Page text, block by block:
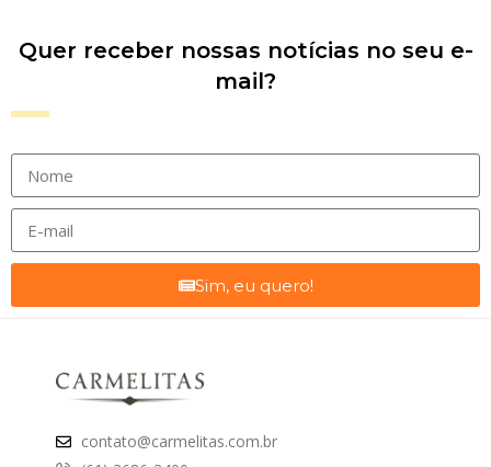
Quer receber nossas notícias no seu e-
mail?
Sim, eu quero!
contato@carmelitas.com.br